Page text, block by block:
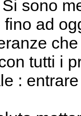
Si sono
fino ad
tutti i
: